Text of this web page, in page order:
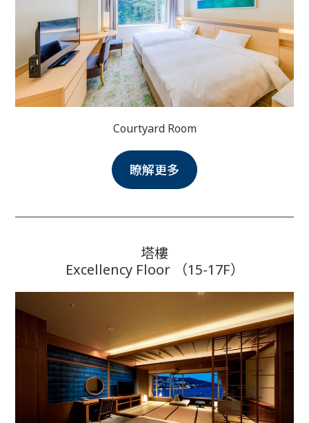
Courtyard Room
瞭解更多
塔樓
Excellency Floor （15-17F）